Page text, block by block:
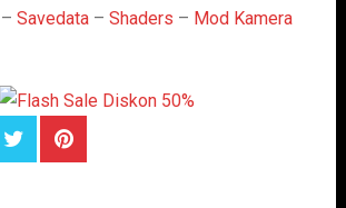
– Savedata– Shaders – Mod Kamera